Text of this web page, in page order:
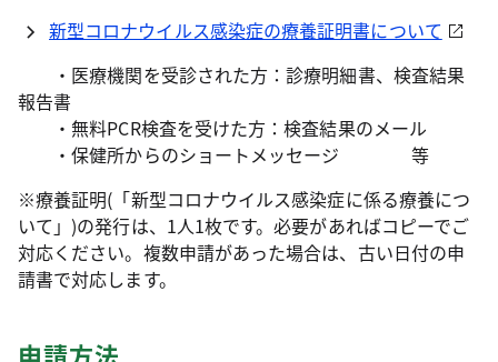
新型コロナウイルス感染症の療養証明書について
・医療機関を受診された方：診療明細書、検査結果
報告書
・無料PCR検査を受けた方：検査結果のメール
・保健所からのショートメッセージ 等
※療養証明(「新型コロナウイルス感染症に係る療養につ
いて」)の発行は、1人1枚です。必要があればコピーでご
対応ください。複数申請があった場合は、古い日付の申
請書で対応します。
申請方法